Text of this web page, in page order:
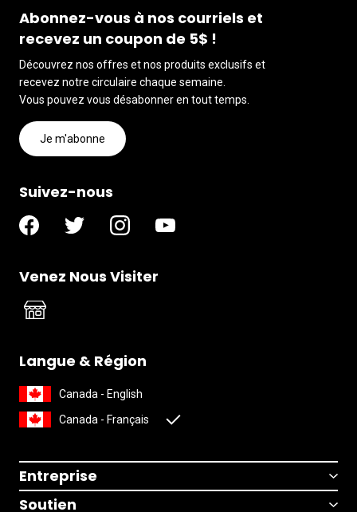
Abonnez-vous à nos courriels et
recevez un coupon de 5$ !
Découvrez nos offres et nos produits exclusifs et
recevez notre circulaire chaque semaine.
Vous pouvez vous désabonner en tout temps.
Je m'abonne
Suivez-nous
Venez Nous Visiter
Langue & Région
Canada - English
Canada - Français
Entreprise
Soutien